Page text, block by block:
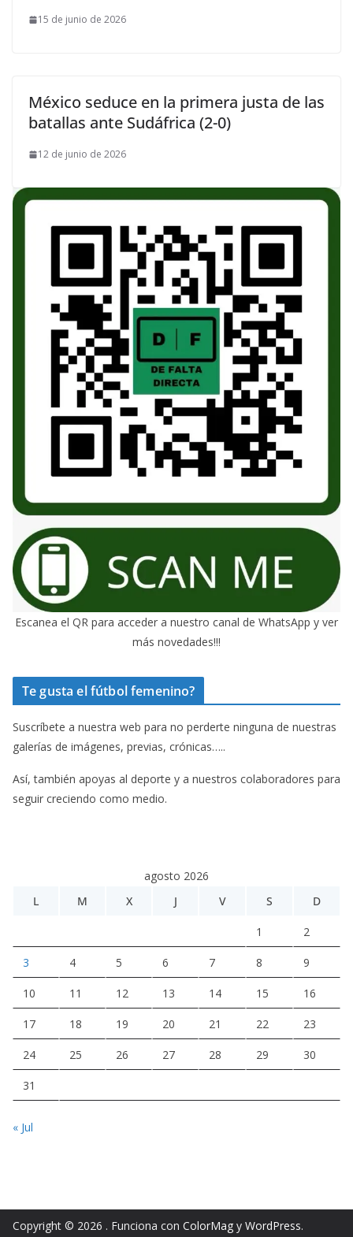
15 de junio de 2026
México seduce en la primera justa de las
batallas ante Sudáfrica (2-0)
12 de junio de 2026
Escanea el QR para acceder a nuestro canal de WhatsApp y ver
más novedades!!!
Te gusta el fútbol femenino?
Suscríbete a nuestra web para no perderte ninguna de nuestras
galerías de imágenes, previas, crónicas…..
Así, también apoyas al deporte y a nuestros colaboradores para
seguir creciendo como medio.
agosto 2026
L
M X J V S D
1 2
3 4 5 6 7 8 9
10 11 12 13 14 15 16
17 18 19 20 21 22 23
24 25 26 27 28 29 30
31
« Jul
Copyright © 2026 . Funciona con ColorMag y WordPress.